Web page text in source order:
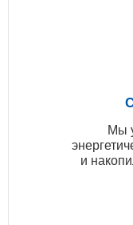
Мы
и